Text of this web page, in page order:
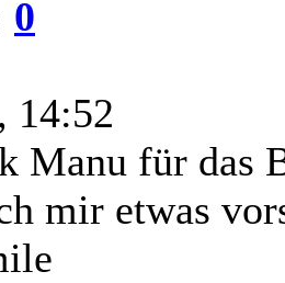
0
14:52
Manu für das
mir etwas